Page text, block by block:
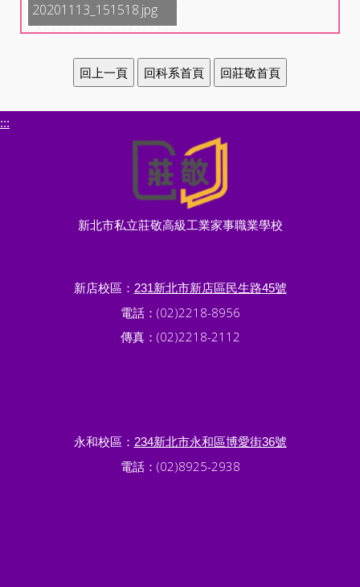
20201113_151518.jpg
:::
新北市私立莊敬高級工業家事職業學校
新店校區： 231新北市新店區民生路45號
電話：(02)2218-8956
傳真：(02)2218-2112
永和校區： 234新北市永和區博愛街36號
電話：(02)8925-2938